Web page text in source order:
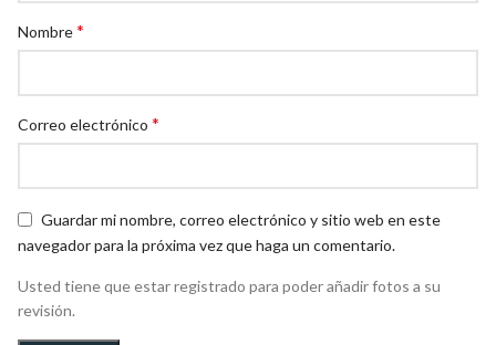
Nombre*
Correo electrónico *
Guardar mi nombre, correo electrónico y sitio web en este
navegador para la próxima vez que haga un comentario.
Usted tiene que estar registrado para poder añadir fotos a su
revisión.